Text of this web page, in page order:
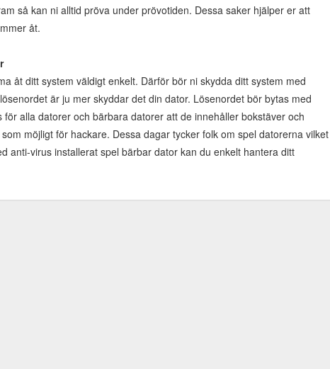
så kan ni alltid pröva under prövotiden. Dessa saker hjälper er att
åt.
åt ditt system väldigt enkelt. Därför bör ni skydda ditt system med
är ju mer skyddar det din dator. Lösenordet bör bytas med
alla datorer och bärbara datorer att de innehåller bokstäver och
möjligt för hackare. Dessa dagar tycker folk om spel datorerna vilket
anti-virus installerat spel bärbar dator kan du enkelt hantera ditt